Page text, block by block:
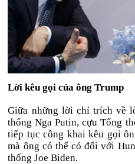
Lời kêu gọi của ông Trump
Giữa những lời chỉ trích về
thống Nga Putin, cựu Tổng
tiếp tục công khai kêu gọi
mà ông có thể có đối với
thống Joe Biden.